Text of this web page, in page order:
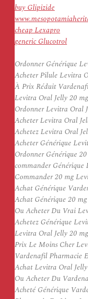
buy Glipizide
cheap Lexapro
generic Glucotrol
Ordonner Générique
Acheter Pilule Levitra
À Prix Réduit
Levitra Oral Jelly 20
Ordonner Levitra Oral
Acheter Levitra Oral
Achetez Levitra Oral
Acheter Générique
Ordonner Générique
commander
Commander 20 mg
Achat Générique
Achat Générique 20
Ou Acheter Du Vrai
Achetez Générique
Levitra Oral Jelly 20
Prix Le Moins Cher
Vardenafil Pharmacie
Achat Levitra Oral
Ou Acheter Du
Acheté Générique